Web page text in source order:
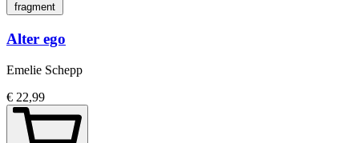
fragment
Alter ego
Emelie Schepp
€ 22,99